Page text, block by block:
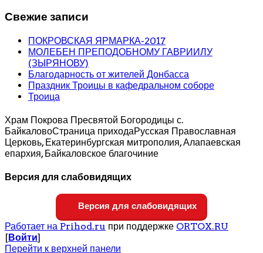
Свежие записи
ПОКРОВСКАЯ ЯРМАРКА-2017
МОЛЕБЕН ПРЕПОДОБНОМУ ГАВРИИЛУ
(ЗЫРЯНОВУ)
Благодарность от жителей Донбасса
Праздник Троицы в кафедральном соборе
Троица
Храм Покрова Пресвятой Богородицы с.
БайкаловоСтраница приходаРусская Православная
Церковь, Екатеринбургская митрополия, Алапаевская
епархия, Байкаловское благочиние
Версия для слабовидящих
Версия для слабовидящих
Работает на Prihod.ru при поддержке ORTOX.RU
[Войти]
Перейти к верхней панели